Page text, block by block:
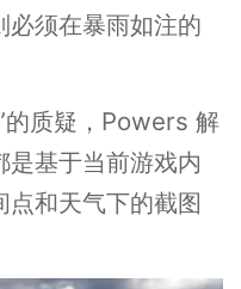
必须在暴雨如注的
的质疑，Powers 解
基于当前游戏内
点和天气下的截图